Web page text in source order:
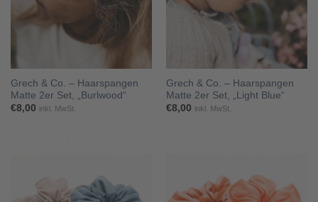
Grech & Co. – Haarspangen
Matte 2er Set, „Burlwood“
€8,00 inkl. MwSt.
Grech & Co. – Haarspangen
Matte 2er Set, „Light Blue“
€8,00 inkl. MwSt.